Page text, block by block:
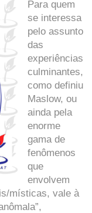
Para quem
se interessa
pelo assunto
das
experiências
culminantes,
como definiu
Maslow, ou
ainda pela
enorme
gama de
fenômenos
que
envolvem
místicas, vale à